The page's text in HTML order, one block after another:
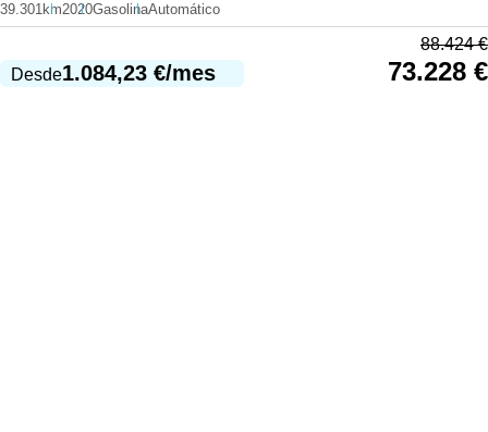
39.301km2020GasolinaAutomático
Desde1.084,23 €/mes
88.424€
73.228 €